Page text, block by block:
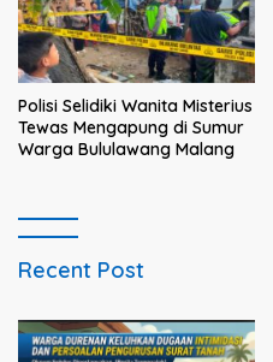
Polisi Selidiki Wanita Misterius
Tewas Mengapung di Sumur
Warga Bululawang Malang
Recent Post